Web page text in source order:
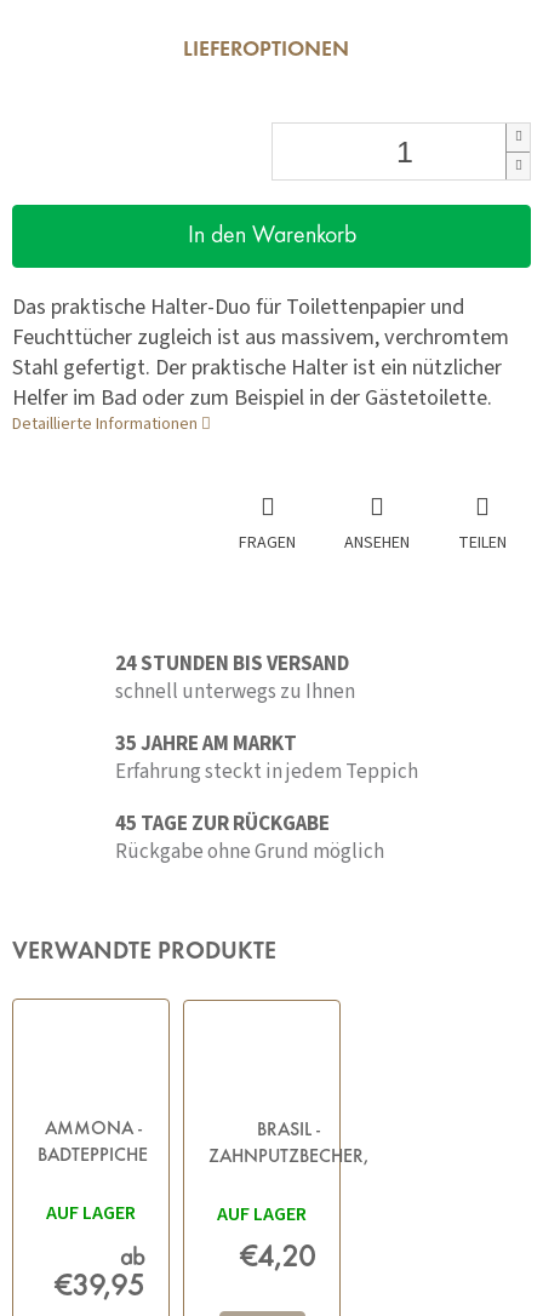
LIEFEROPTIONEN
In den Warenkorb
Das praktische Halter-Duo für Toilettenpapier und
Feuchttücher zugleich ist aus massivem, verchromtem
Stahl gefertigt. Der praktische Halter ist ein nützlicher
Helfer im Bad oder zum Beispiel in der Gästetoilette.
Detaillierte Informationen
FRAGEN ANSEHEN TEILEN
24 STUNDEN BIS VERSAND
schnell unterwegs zu Ihnen
35 JAHRE AM MARKT
Erfahrung steckt in jedem Teppich
45 TAGE ZUR RÜCKGABE
Rückgabe ohne Grund möglich
VERWANDTE PRODUKTE
AMMONA -
BADTEPPICHE
AUF LAGER
ab
€39,95
BRASIL -
ZAHNPUTZBECHER,
AUF LAGER
€4,20